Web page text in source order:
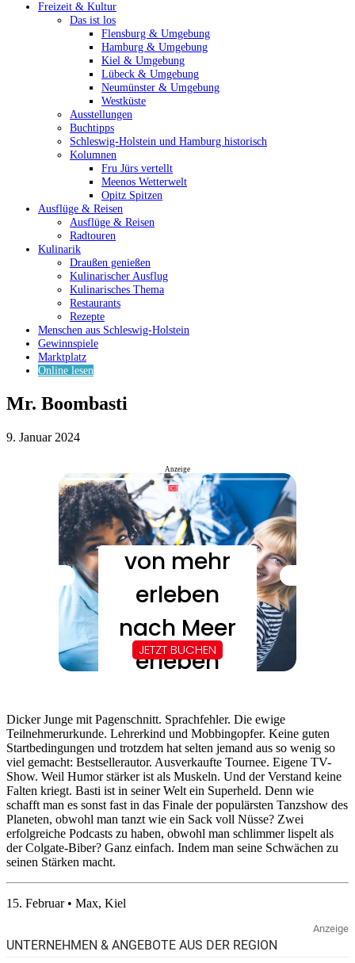
Freizeit & Kultur
Das ist los
Flensburg & Umgebung
Hamburg & Umgebung
Kiel & Umgebung
Lübeck & Umgebung
Neumünster & Umgebung
Westküste
Ausstellungen
Buchtipps
Schleswig-Holstein und Hamburg historisch
Kolumnen
Fru Jürs vertellt
Meenos Wetterwelt
Opitz Spitzen
Ausflüge & Reisen
Ausflüge & Reisen
Radtouren
Kulinarik
Draußen genießen
Kulinarischer Ausflug
Kulinarisches Thema
Restaurants
Rezepte
Menschen aus Schleswig-Holstein
Gewinnspiele
Marktplatz
Online lesen
Mr. Boombasti
9. Januar 2024
Anzeige
Dicker Junge mit Pagenschnitt. Sprachfehler. Die ewige
Teilnehmerurkunde. Lehrerkind und Mobbingopfer. Keine guten
Startbedingungen und trotzdem hat selten jemand aus so wenig so
viel gemacht: Bestsellerautor. Ausverkaufte Tournee. Eigene TV-
Show. Weil Humor stärker ist als Muskeln. Und der Verstand keine
Falten kriegt. Basti ist in seiner Welt ein Superheld. Denn wie
schafft man es sonst fast in das Finale der populärsten Tanzshow des
Planeten, obwohl man tanzt wie ein Sack voll Nüsse? Zwei
erfolgreiche Podcasts zu haben, obwohl man schlimmer lispelt als
der Colgate-Biber? Ganz einfach. Indem man seine Schwächen zu
seinen Stärken macht.
15. Februar • Max, Kiel